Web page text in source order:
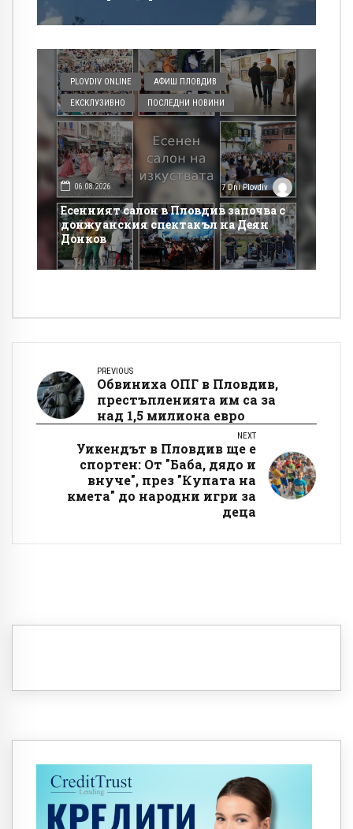
PLOVDIV ONLINE АФИШ ПЛОВДИВ
ЕКСКЛУЗИВНО ПОСЛЕДНИ НОВИНИ
06.08.2026 7 Dni Plovdiv
Есенният салон в Пловдив започва с
донжуанския спектакъл на Деян
Донков
PREVIOUS
Обвиниха ОПГ в Пловдив,
престъпленията им са за
над 1,5 милиона евро
NEXT
Уикендът в Пловдив ще е
спортен: От "Баба, дядо и
внуче", през "Купата на
кмета" до народни игри за
деца